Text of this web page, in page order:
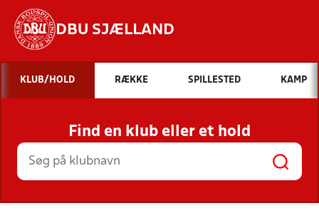
DBU SJÆLLAND
Hvad vil du søge efter?
INDHOLD OG NYHEDER
STILLINGER, RESULTATER, KLUBBER OG
HOLD
KLUB/HOLD RÆKKE SPILLESTED KAMP
Find en klub eller et hold